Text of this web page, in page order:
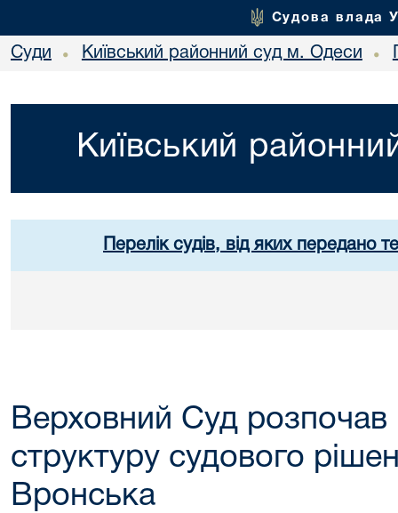
Судова влада
Суди • Київський районний суд м. Одеси •
Київський
Перелік судів, від яких передано
Верховний Суд розпочав
структуру судового
Вронська